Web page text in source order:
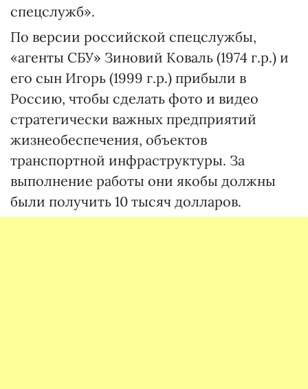
спецслужб».
По версии российской спецслужбы,
«агенты СБУ» Зиновий Коваль (1974 г.р.) и
его сын Игорь (1999 г.р.) прибыли в
Россию, чтобы сделать фото и видео
стратегически важных предприятий
жизнеобеспечения, объектов
транспортной инфраструктуры. За
выполнение работы они якобы должны
были получить 10 тысяч долларов.